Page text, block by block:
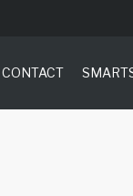
CONTACT